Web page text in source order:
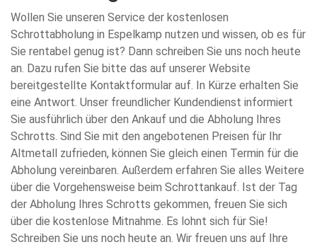
Wollen Sie unseren Service der kostenlosen
Schrottabholung in Espelkamp nutzen und wissen, ob es für
Sie rentabel genug ist? Dann schreiben Sie uns noch heute
an. Dazu rufen Sie bitte das auf unserer Website
bereitgestellte Kontaktformular auf. In Kürze erhalten Sie
eine Antwort. Unser freundlicher Kundendienst informiert
Sie ausführlich über den Ankauf und die Abholung Ihres
Schrotts. Sind Sie mit den angebotenen Preisen für Ihr
Altmetall zufrieden, können Sie gleich einen Termin für die
Abholung vereinbaren. Außerdem erfahren Sie alles Weitere
über die Vorgehensweise beim Schrottankauf. Ist der Tag
der Abholung Ihres Schrotts gekommen, freuen Sie sich
über die kostenlose Mitnahme. Es lohnt sich für Sie!
Schreiben Sie uns noch heute an. Wir freuen uns auf Ihre